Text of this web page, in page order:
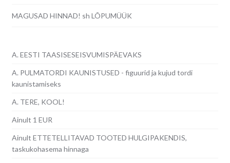
MAGUSAD HINNAD! sh LÕPUMÜÜK
A. EESTI TAASISESEISVUMISPÄEVAKS
A. PULMATORDI KAUNISTUSED - figuurid ja kujud tordi
kaunistamiseks
A. TERE, KOOL!
Ainult 1 EUR
Ainult ETTETELLITAVAD TOOTED HULGIPAKENDIS,
taskukohasema hinnaga